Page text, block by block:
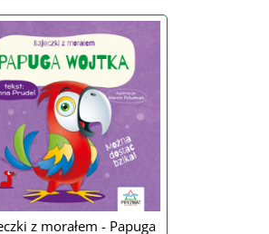
z morałem - Papuga